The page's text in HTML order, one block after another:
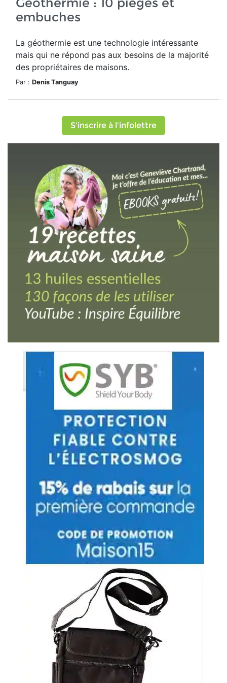
embuches
La géothermie est une technologie intéressante
mais qui ne répond pas aux besoins de la majorité
des propriétaires de maisons.
Par : Denis Tanguay
S'inscrire à l'infolettre